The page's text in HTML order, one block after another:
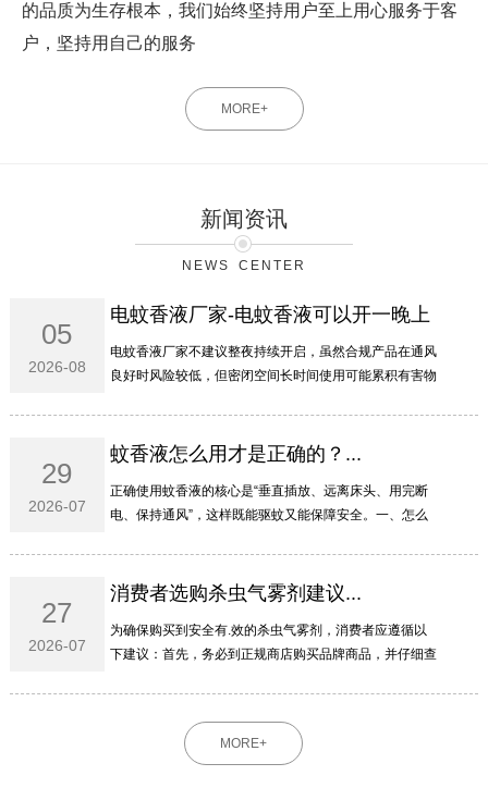
的品质为生存根本，我们始终坚持用户至上用心服务于客
户，坚持用自己的服务
MORE+
新闻资讯
NEWS CENTER
05
2026-08
电蚊香液厂家-电蚊香液可以开一晚上
吗...
电蚊香液厂家不建议整夜持续开启‌，虽然合规产品在通风
良好时风险较低，但密闭空间长时间使用可能累积有害物
29
2026-07
蚊香液怎么用才是正确的？...
正确使用蚊香液的核心是“垂直插放、远离床头、用完断
电、保持通风”‌，这样既能驱蚊又能保障安全。‌‌‌一、怎么
27
2026-07
消费者选购杀虫气雾剂建议...
为确保购买到安全有.效的杀虫气雾剂，消费者应遵循以
下建议：首先，务必到正规商店购买品牌商品，并仔细查
MORE+